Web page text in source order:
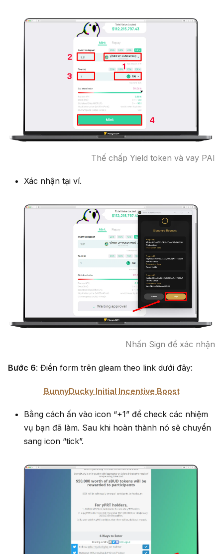
Thế chấp Yield token và vay PAI
Xác nhận tại ví.
Nhấn Sign để xác nhận
Bước 6: Điền form trên gleam theo link dưới đây:
BunnyDucky Initial Incentive Boost
Bằng cách ấn vào icon “+1” để check các nhiệm
vụ bạn đã làm. Sau khi hoàn thành nó sẽ chuyển
sang icon “tick”.